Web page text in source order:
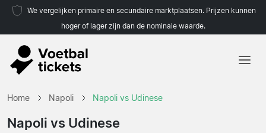
We vergelijken primaire en secundaire marktplaatsen. Prijzen kunnen
hoger of lager zijn dan de nominale waarde.
Home Napoli Napoli vs Udinese
Napoli vs Udinese